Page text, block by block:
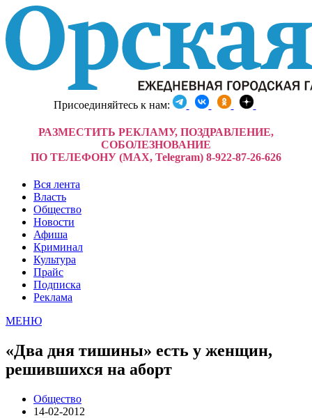
Присоединяйтесь к нам:
РАЗМЕСТИТЬ РЕКЛАМУ, ПОЗДРАВЛЕНИЕ,
СОБОЛЕЗНОВАНИЕ
ПО ТЕЛЕФОНУ (MAX, Telegram) 8-922-87-26-626
Вся лента
Власть
Общество
Новости
Афиша
Криминал
Культура
Прайс
Подписка
Реклама
МЕНЮ
«Два дня тишины» есть у женщин,
решившихся на аборт
Общество
14-02-2012